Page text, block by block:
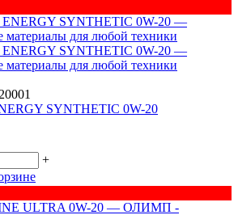
SYNTHETIC 0W-20
+